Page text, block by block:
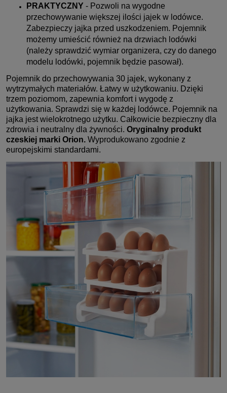
PRAKTYCZNY - Pozwoli na wygodne
przechowywanie większej ilości jajek w lodówce.
Zabezpieczy jajka przed uszkodzeniem. Pojemnik
możemy umieścić również na drzwiach lodówki
(należy sprawdzić wymiar organizera, czy do danego
modelu lodówki, pojemnik będzie pasował).
Pojemnik do przechowywania 30 jajek, wykonany z
wytrzymałych materiałów. Łatwy w użytkowaniu. Dzięki
trzem poziomom, zapewnia komfort i wygodę z
użytkowania. Sprawdzi się w każdej lodówce. Pojemnik na
jajka jest wielokrotnego użytku. Całkowicie bezpieczny dla
zdrowia i neutralny dla żywności. Oryginalny produkt
czeskiej marki Orion. Wyprodukowano zgodnie z
europejskimi standardami.